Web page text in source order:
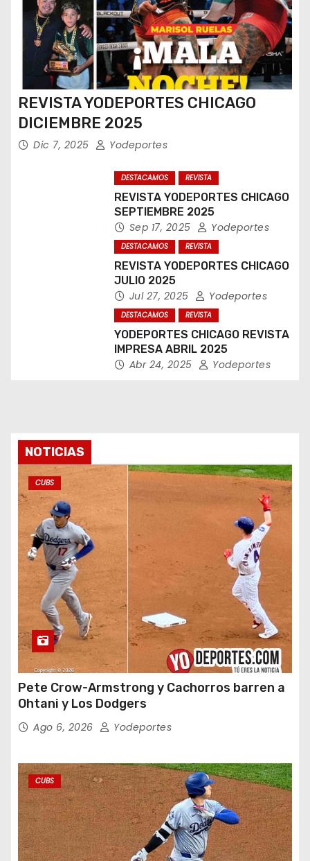
REVISTA YODEPORTES CHICAGO
DICIEMBRE 2025
Dic 7, 2025 Yodeportes
DESTACAMOS REVISTA
REVISTA YODEPORTES CHICAGO
SEPTIEMBRE 2025
Sep 17, 2025 Yodeportes
DESTACAMOS REVISTA
REVISTA YODEPORTES CHICAGO
JULIO 2025
Jul 27, 2025 Yodeportes
DESTACAMOS REVISTA
YODEPORTES CHICAGO REVISTA
IMPRESA ABRIL 2025
Abr 24, 2025 Yodeportes
NOTICIAS
CUBS
Pete Crow-Armstrong y Cachorros barren a
Ohtani y Los Dodgers
Ago 6, 2026 Yodeportes
CUBS